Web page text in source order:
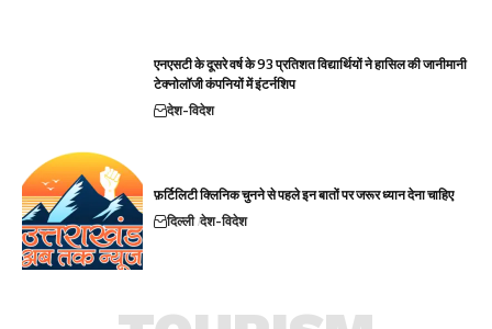
एनएसटी के दूसरे वर्ष के 93 प्रतिशत विद्यार्थियों ने हासिल की जानीमानी
टेक्नोलॉजी कंपनियों में इंटर्नशिप
देश-विदेश
फ़र्टिलिटी क्लिनिक चुनने से पहले इन बातों पर जरूर ध्यान देना चाहिए
दिल्ली देश-विदेश